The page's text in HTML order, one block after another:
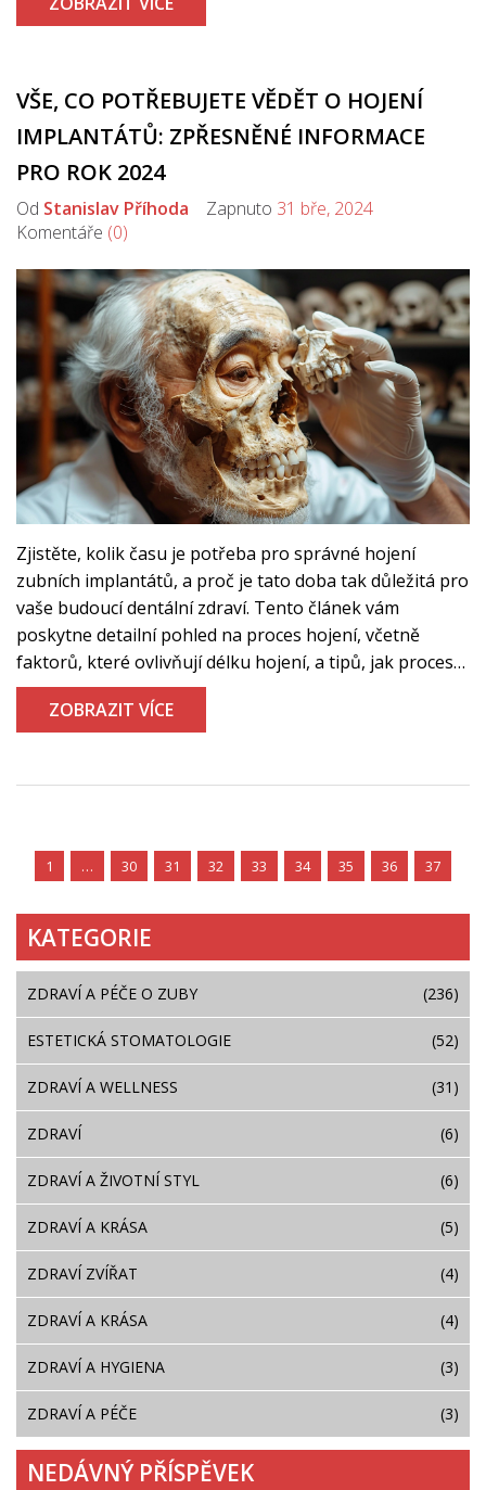
VŠE, CO POTŘEBUJETE VĚDĚT O HOJENÍ
IMPLANTÁTŮ: ZPŘESNĚNÉ INFORMACE
PRO ROK 2024
Od Stanislav Příhoda Zapnuto 31 bře, 2024
Komentáře (0)
Zjistěte, kolik času je potřeba pro správné hojení
zubních implantátů, a proč je tato doba tak důležitá pro
vaše budoucí dentální zdraví. Tento článek vám
poskytne detailní pohled na proces hojení, včetně
faktorů, které ovlivňují délku hojení, a tipů, jak proces
urychlit a zajistit jeho úspěšnost. Díky aktuálním
informacím a příkladům z praxe získáte ucelený přehled
ZOBRAZIT VÍCE
1 … 30 31 32 33 34 35 36 37
KATEGORIE
ZDRAVÍ A PÉČE O ZUBY (236)
ESTETICKÁ STOMATOLOGIE (52)
ZDRAVÍ A WELLNESS (31)
ZDRAVÍ (6)
ZDRAVÍ A ŽIVOTNÍ STYL (6)
ZDRAVÍ A KRÁSA (5)
ZDRAVÍ ZVÍŘAT (4)
ZDRAVÍ A KRÁSA (4)
ZDRAVÍ A HYGIENA (3)
ZDRAVÍ A PÉČE (3)
NEDÁVNÝ PŘÍSPĚVEK